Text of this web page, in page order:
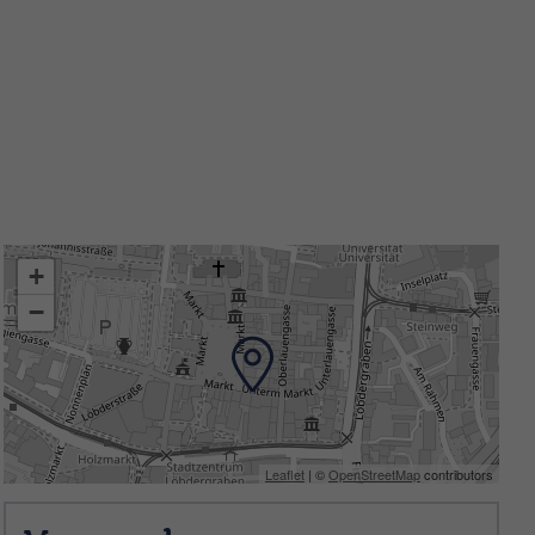
+
−
Leaflet| ©OpenStreetMapcontributors